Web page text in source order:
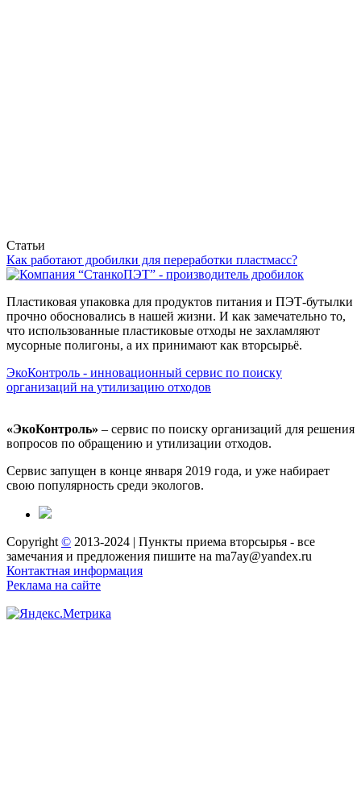
Статьи
Как работают дробилки для переработки пластмасс?
Пластиковая упаковка для продуктов питания и ПЭТ-бутылки
прочно обосновались в нашей жизни. И как замечательно то,
что использованные пластиковые отходы не захламляют
мусорные полигоны, а их принимают как вторсырьё.
ЭкоКонтроль - инновационный сервис по поиску
организаций на утилизацию отходов
«ЭкоКонтроль» – сервис по поиску организаций для решения
вопросов по обращению и утилизации отходов.
Сервис запущен в конце января 2019 года, и уже набирает
свою популярность среди экологов.
Copyright © 2013-2024 | Пункты приема вторсырья - все
замечания и предложения пишите на ma7ay@yandex.ru
Контактная информация
Реклама на сайте